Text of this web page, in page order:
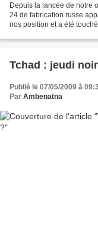
Depuis la lancée de notre
24 de fabrication russe
nos position et a été
Tchad : jeudi
Publié le 07/05/2009 à
Par Ambenatna